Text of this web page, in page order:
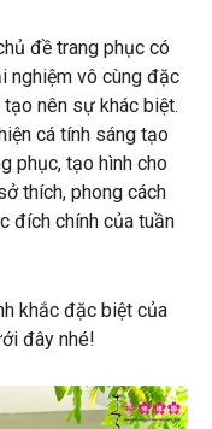
đề trang phục có
nghiệm vô cùng đặc
nên sự khác biệt.
cá tính sáng tạo
phục, tạo hình cho
thích, phong cách
đích chính của tuần
khắc đặc biệt của
đây nhé!